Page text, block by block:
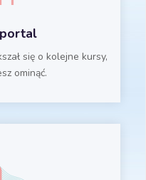
się o kolejne kursy,
ominąć.